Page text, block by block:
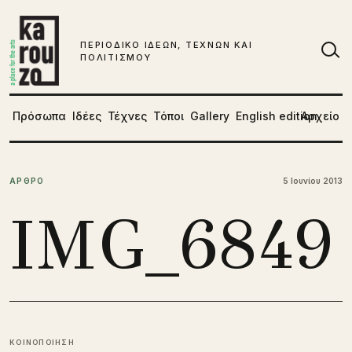
ΠΕΡΙΟΔΙΚΟ ΙΔΕΩΝ, ΤΕΧΝΩΝ ΚΑΙ
ΠΟΛΙΤΙΣΜΟΥ
Πρόσωπα Ιδέες Τέχνες Τόποι Gallery English editionΑρχείο
ΑΡΘΡΟ 5 Ιουνίου 2013
IMG_6849
ΚΟΙΝΟΠΟΙΗΣΗ